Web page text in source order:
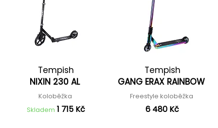
Tempish
NIXIN 230 AL
Koloběžka
Skladem 1 715 Kč
Tempish
GANG ERAX RAINBOW
Freestyle koloběžka
6 480 Kč